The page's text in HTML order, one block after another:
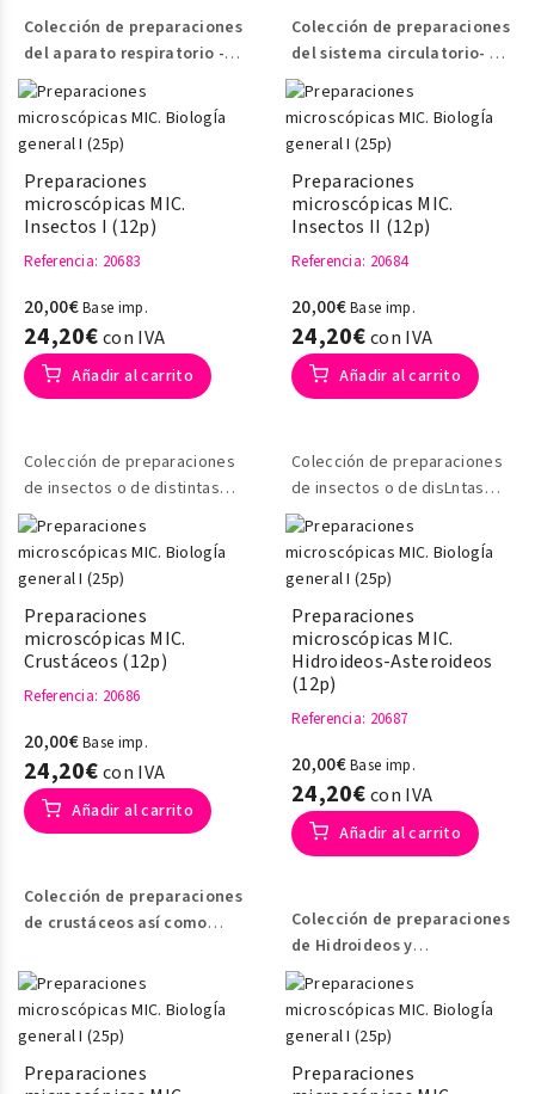
Colección de preparaciones
del aparato respiratorio -
urinario - reproductor
Colección de preparaciones
del sistema circulatorio-
nervioso- glandular
Preparaciones
microscópicas MIC.
Insectos I (12p)
Referencia: 20683
20,00€Base imp.
24,20€con IVA
Añadir al carrito
Colección de preparaciones
de insectos o de distintas
piezas de los insectos
centrándose en dípteros y
hemípteros.
Preparaciones
microscópicas MIC.
Insectos II (12p)
Referencia: 20684
20,00€Base imp.
24,20€con IVA
Añadir al carrito
Colección de preparaciones
de insectos o de disLntas
piezas de los insectos
centrándose
en himenópteros y
lepidópteros.
Preparaciones
microscópicas MIC.
Crustáceos (12p)
Referencia: 20686
20,00€Base imp.
24,20€con IVA
Añadir al carrito
Colección de preparaciones
de crustáceos así como
Preparaciones
microscópicas MIC.
Hidroideos-Asteroideos
(12p)
Referencia: 20687
20,00€Base imp.
24,20€con IVA
Añadir al carrito
Colección de preparaciones
de Hidroideos y
asteroideos-equinodermos,
en secciones de los mismos
Preparaciones
Preparaciones